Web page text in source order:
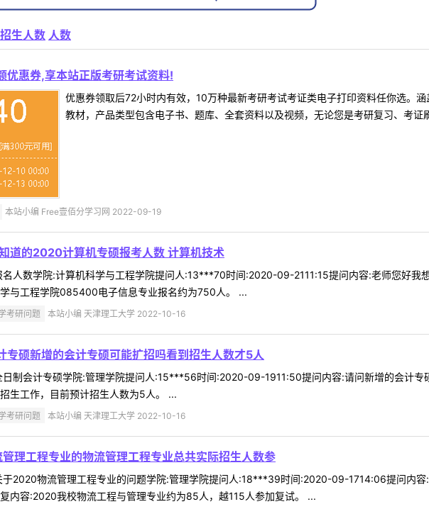
招生人数 人数
优惠券,享本站正版考研考试资料!
优惠券领取后72小时内有效，10万种最新考研考试考证类电子打印资料任你选。
教材，产品类型包含电子书、题库、全套资料以及视频，无论您是考研复习、考
本站小编 Free壹佰分学习网 2022-09-19
道的2020计算机专硕报考人数 计算机技术
名人数学院:计算机科学与工程学院提问人:13***70时间:2020-09-2111:15提问内容:老师您好
与工程学院085400电子信息专业报名约为750人。 ...
考研问题 本站小编 天津理工大学 2022-10-16
专硕新增的会计专硕可能扩招吗看到招生人数才5人
日制会计专硕学院:管理学院提问人:15***56时间:2020-09-1911:50提问内容:请问新增的会计
生工作，目前预计招生人数为5人。 ...
考研问题 本站小编 天津理工大学 2022-10-16
理工程专业的物流管理工程专业总共实际招生人数参
于2020物流管理工程专业的问题学院:管理学院提问人:18***39时间:2020-09-1714:06提问内容
内容:2020我校物流工程与管理专业约为85人，越115人参加复试。 ...